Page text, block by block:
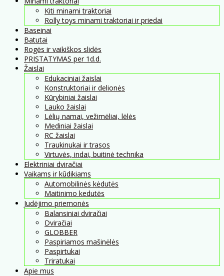
Kiti minami traktoriai
Rolly toys minami traktoriai ir priedai
Baseinai
Batutai
Rogės ir vaikiškos slidės
PRISTATYMAS per 1d.d.
Žaislai
Edukaciniai žaislai
Konstruktoriai ir delionės
Kūrybiniai žaislai
Lauko žaislai
Lėlių namai, vežimėliai, lėlės
Mediniai žaislai
RC žaislai
Traukinukai ir trasos
Virtuvės, indai, buitinė technika
Elektriniai dviračiai
Vaikams ir kūdikiams
Automobilinės kėdutės
Maitinimo kedutės
Judėjimo priemonės
Balansiniai dviračiai
Dviračiai
GLOBBER
Paspiriamos mašinėlės
Paspirtukai
Triratukai
Apie mus